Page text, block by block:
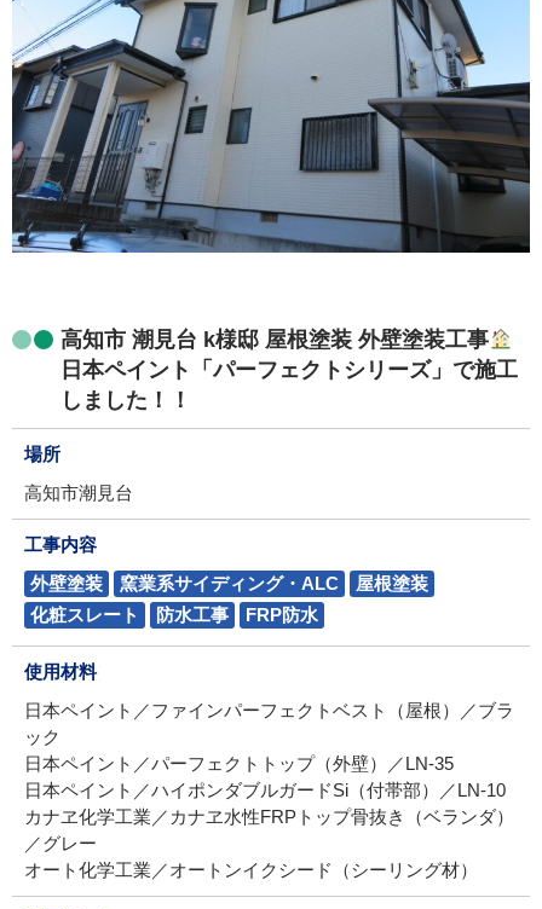
高知市 潮見台 k様邸 屋根塗装 外壁塗装工事
日本ペイント「パーフェクトシリーズ」で施工
しました！！
場所
高知市潮見台
工事内容
外壁塗装
窯業系サイディング・ALC
屋根塗装
化粧スレート
防水工事 FRP防水
使用材料
日本ペイント／ファインパーフェクトベスト（屋根）／ブラ
ック
日本ペイント／パーフェクトトップ（外壁）／LN-35
日本ペイント／ハイポンダブルガードSi（付帯部）／LN-10
カナヱ化学工業／カナヱ水性FRPトップ骨抜き（ベランダ）
／グレー
オート化学工業／オートンイクシード（シーリング材）